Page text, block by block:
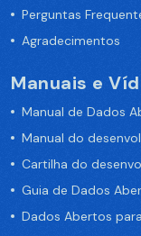
Perguntas
Agradecimentos
Manuais e
Manual de Dados
Manual do
Cartilha do
Guia de Dados
Dados Abertos